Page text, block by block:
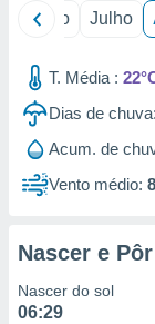
Junho Julho
T. Média :
Dias de chuva:
Acum. de
Vento médio:
Nascer e
Nascer do sol
06:29